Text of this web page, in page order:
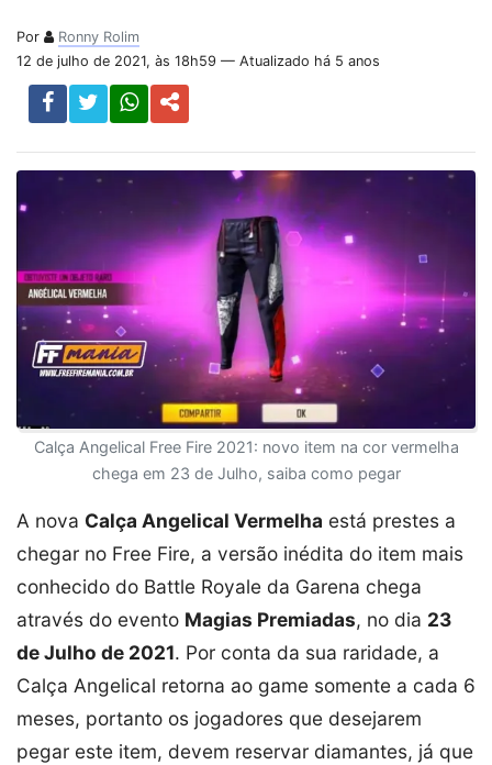
Por
Ronny Rolim
12 de julho de 2021, às 18h59 — Atualizado há 5 anos
Calça Angelical Free Fire 2021: novo item na cor vermelha
chega em 23 de Julho, saiba como pegar
A nova Calça Angelical Vermelha está prestes a
chegar no Free Fire, a versão inédita do item mais
conhecido do Battle Royale da Garena chega
através do evento Magias Premiadas, no dia 23
de Julho de 2021. Por conta da sua raridade, a
Calça Angelical retorna ao game somente a cada 6
meses, portanto os jogadores que desejarem
pegar este item, devem reservar diamantes, já que